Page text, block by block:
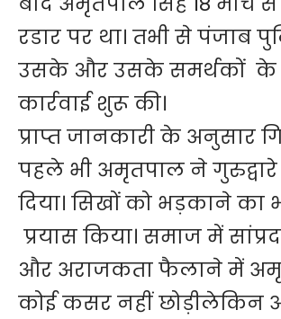
रडार पर था। तभी से पंजाब
उसके और उसके समर्थकों के
कार्रवाई शुरू की।
प्राप्त जानकारी के अनुसार
पहले भी अमृतपाल ने
दिया। सिखों को भड़काने का
प्रयास किया। समाज में
और अराजकता फैलाने में
कोई कसर नहीं छोड़ीलेकिन